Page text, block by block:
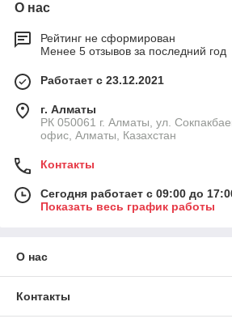
О нас
Рейтинг не сформирован
Менее 5 отзывов за последний год
Работает с 23.12.2021
г. Алматы
РК 050061 г. Алматы, ул.
офис, Алматы, Казахстан
Контакты
Сегодня работает с 09:00 до
Показать весь график работы
О нас
Контакты